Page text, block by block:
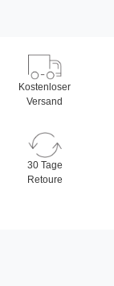
Kostenloser
Versand
30 Tage
Retoure